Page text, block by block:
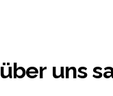
über uns